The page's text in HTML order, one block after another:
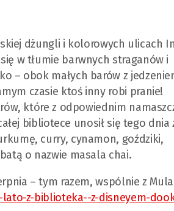
dżungli i kolorowych ulicach
w tłumie barwnych straganów i
– obok małych barów z
czasie ktoś inny robi pranie!
które z odpowiednim
bibliotece unosił się tego dnia
curry, cynamon, goździki,
o nazwie masala chai.
– tym razem, wspólnie z
z-biblioteka--z-disneyem-